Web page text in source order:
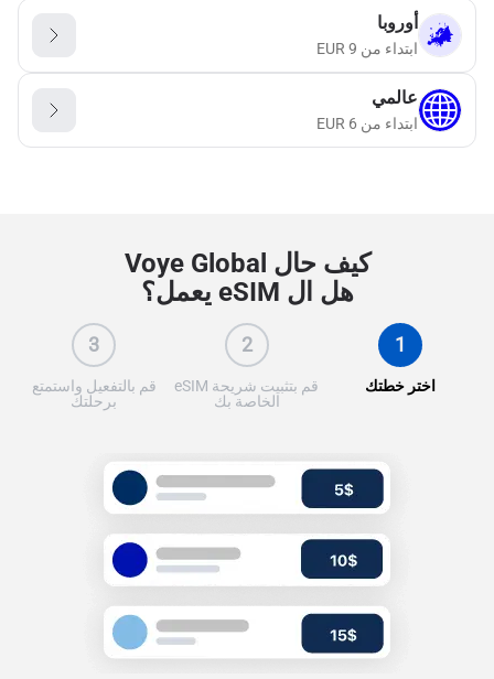
أوروبا
ابتداء من EUR 9
عالمي
ابتداء من EUR 6
كيف حال Voye Global
هل ال eSIM يعمل؟
1
اختر خطتك
2
قم بتثبيت شريحة eSIM
الخاصة بك
3
قم بالتفعيل واستمتع
برحلتك